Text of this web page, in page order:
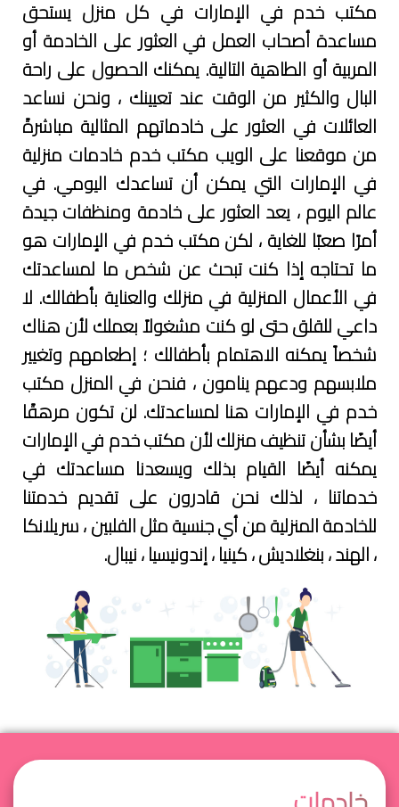
أبوظبي
مكتب
خدم
في
الشارقة
مكتب
خدم
في
العين
مكتب
خدم
في
عجمان
مكتب
خدم
في
الفجيرة
مكتب
خدم
خدم
القيوين
مكتب خدم في الإمارات في كل منزل يستحق
مساعدة أصحاب العمل في العثور على الخادمة أو
المربية أو الطاهية التالية. يمكنك الحصول على راحة
البال والكثير من الوقت عند تعيينك ، ونحن نساعد
العائلات في العثور على خادماتهم المثالية مباشرةً
من موقعنا على الويب مكتب خدم خادمات منزلية
في الإمارات التي يمكن أن تساعدك اليومي. في
عالم اليوم ، يعد العثور على خادمة ومنظفات جيدة
أمرًا صعبًا للغاية ، لكن مكتب خدم في الإمارات هو
ما تحتاجه إذا كنت تبحث عن شخص ما لمساعدتك
في الأعمال المنزلية في منزلك والعناية بأطفالك. لا
داعي للقلق حتى لو كنت مشغولاً بعملك لأن هناك
شخصاً يمكنه الاهتمام بأطفالك ؛ إطعامهم وتغيير
ملابسهم ودعهم ينامون ، فنحن في المنزل مكتب
خدم في الإمارات هنا لمساعدتك. لن تكون مرهقًا
أيضًا بشأن تنظيف منزلك لأن مكتب خدم في الإمارات
يمكنه أيضًا القيام بذلك ويسعدنا مساعدتك في
خدماتنا ، لذلك نحن قادرون على تقديم خدمتنا
للخادمة المنزلية من أي جنسية مثل الفلبين ، سريلانكا
، الهند ، بنغلاديش ، كينيا ، إندونيسيا ، نيبال.